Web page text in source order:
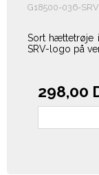
G18500-036-SRV
Sort hættetrøje
SRV-logo på
298,00